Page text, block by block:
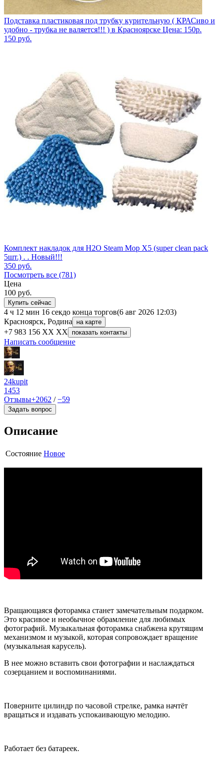
Подставка пластиковая под трубку курительную ( КРАСиво и
удобно - трубка не валяется!!! ) в Красноярске Цена: 150р.
150 руб.
Комплект накладок для H2O Steam Mop X5 (super clean pack
5шт.) . . Новый!!!
350 руб.
Посмотреть все (781)
Цена
100 руб.
Купить сейчас
4 ч 12 мин 16 секдо конца торгов(6 авг 2026 12:03)
Красноярск, Родина
на карте
+7 983 156 XX XX показать контакты
Написать сообщение
24kupit
1453
Отзывы+2062 /−59
Задать вопрос
Описание
Состояние Новое
Вращающаяся фоторамка станет замечательным подарком.
Это красивое и необычное обрамление для любимых
фотографий. Музыкальная фоторамка снабжена крутящим
механизмом и музыкой, которая сопровождает вращение
(музыкальная карусель).
В нее можно вставить свои фотографии и наслаждаться
созерцанием и воспоминаниями.
Поверните цилиндр по часовой стрелке, рамка начтёт
вращаться и издавать успокаивающую мелодию.
Работает без батареек.